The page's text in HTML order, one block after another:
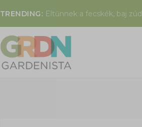
TRENDING: Eltűnnek a fecskék, baj